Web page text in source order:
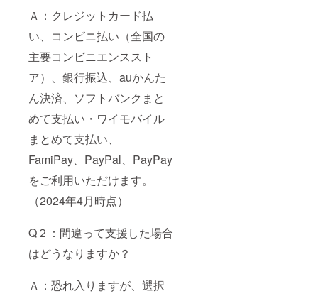
Ａ：クレジットカード払
い、コンビニ払い（全国の
主要コンビニエンススト
ア）、銀行振込、auかんた
ん決済、ソフトバンクまと
めて支払い・ワイモバイル
まとめて支払い、
FamiPay、PayPal、PayPay
をご利用いただけます。
（2024年4月時点）
Q２：間違って支援した場合
はどうなりますか？
Ａ：恐れ入りますが、選択